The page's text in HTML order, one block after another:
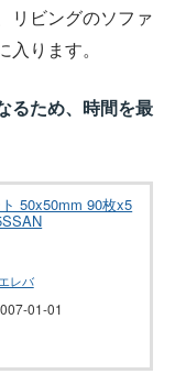
リビングのソファ
ります。
るため、時間を最
50x50mm 90枚x5
レバ
01-01